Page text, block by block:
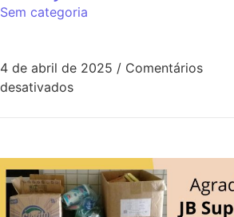
Sem categoria
4 de abril de 2025 / Comentários
desativados